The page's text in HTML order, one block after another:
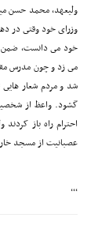
ولیعهد، محمد حسن
وزراى خود وقتى در
خود مى دانست، ضمن
مى زد و چون مدرس
شد و مردم شعار
گشود. واعظ از
احترام راه باز
عصبانیت از مسجد
,,,